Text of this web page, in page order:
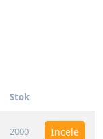
Stok
2000 İncele